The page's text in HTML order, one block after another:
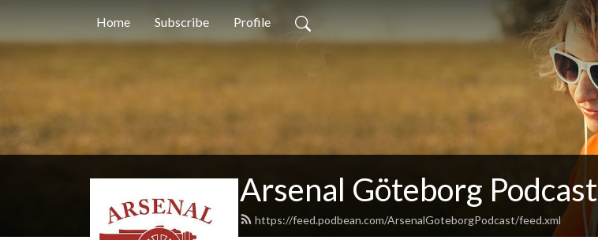
Home Subscribe Profile
Arsenal Göteborg Podcast
https://feed.podbean.com/ArsenalGoteborgPodcast/feed.xml